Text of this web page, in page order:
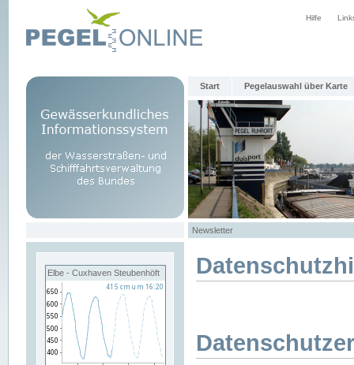
Hilfe
Start Pegelauswahl über Karte
Newsletter
Elbe - Cuxhaven Steubenhöft